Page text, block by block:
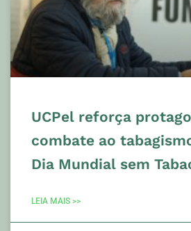
UCPel reforça
combate ao
Dia Mundial sem
LEIA MAIS >>